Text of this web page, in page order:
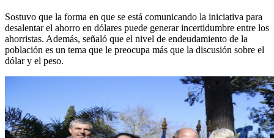
Sostuvo que la forma en que se está comunicando la iniciativa para
desalentar el ahorro en dólares puede generar incertidumbre entre los
ahorristas. Además, señaló que el nivel de endeudamiento de la
población es un tema que le preocupa más que la discusión sobre el
dólar y el peso.